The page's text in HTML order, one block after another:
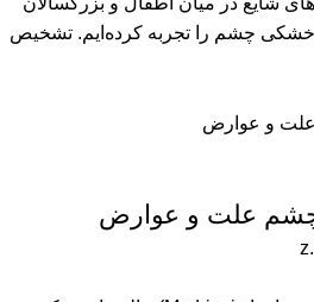
چشم را تجربه کرده‌ایم. تشخیص
علت و عوارض